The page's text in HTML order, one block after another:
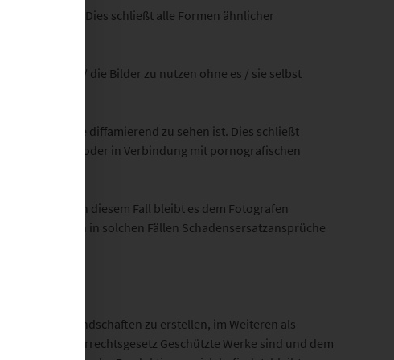
Zweck dient. Dies schließt alle Formen ähnlicher
das Bild / die Bilder zu nutzen ohne es / sie selbst
Weise diffamierend zu sehen ist. Dies schließt
der Bilder als oder in Verbindung mit pornografischen
untersagt.
untersagen. In diesem Fall bleibt es dem Fotografen
werden in solchen Fällen Schadensersatzansprüche
und Landschaften zu erstellen, im Weiteren als
Nr. 5 Urheberrechtsgesetz Geschützte Werke sind und dem